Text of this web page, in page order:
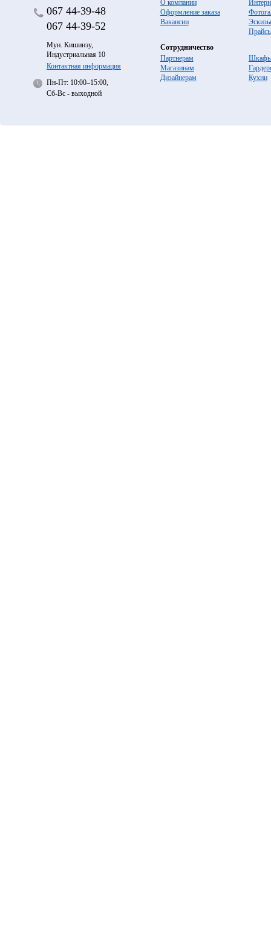
067 44-39-48
067 44-39-52
Мун. Кишинэу,
Индустриальная 10
Контактная информация
Пн-Пт: 10:00–15:00,
Сб-Вс - выходной
О компании
Оформление заказа
Вакансии
Эскизы
Сотрудничество
Партнерам
Магазинам
Дизайнерам
Кухни